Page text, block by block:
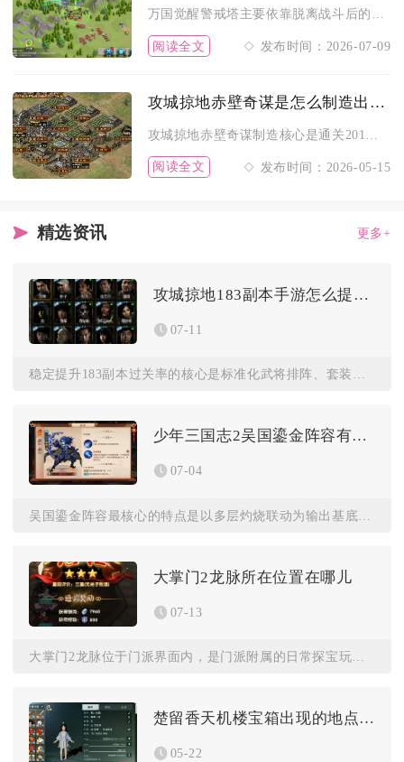
阅读全文 发布时间：2026-07-09
攻城掠地赤壁奇谋是怎么制造出来的
阅读全文 发布时间：2026-05-15
精选资讯 更多+
攻城掠地183副本手游怎么提高过关率
07-11
少年三国志2吴国鎏金阵容有什么特点
07-04
大掌门2龙脉所在位置在哪儿
07-13
楚留香天机楼宝箱出现的地点介绍
05-22